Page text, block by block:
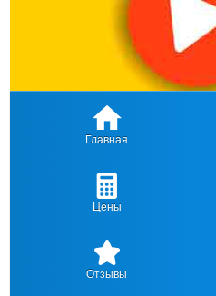
Главная
Цены
Отзывы